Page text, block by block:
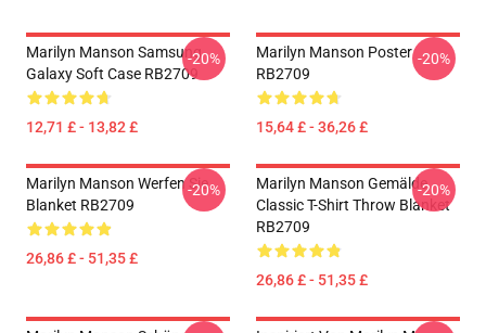
Marilyn Manson Samsung
Galaxy Soft Case RB2709
12,71 £ - 13,82 £
-20%
Marilyn Manson Poster
RB2709
15,64 £ - 36,26 £
-20%
Marilyn Manson Werfen Sie
Blanket RB2709
26,86 £ - 51,35 £
-20%
Marilyn Manson Gemälde
Classic T-Shirt Throw Blanket
RB2709
26,86 £ - 51,35 £
-20%